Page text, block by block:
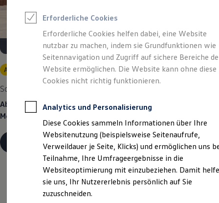
Leasing
Leasing-Angebote
Gebrauchtwagen Leasing
Junge Gebrauchtwagen-Leasing
Elektroauto Leasing
Kleinwagen-Leasing
Leasing ohne Anzahlung
Finanzierung
Kfz-Versicherung
Restschuldversicherungen
Garantien
Wartungsverträge
Geschäftskunden
Professional Class bei Volkswagen
Großkunden
Behörden
Direktkunden
Sonderfahrzeuge
Anpfiff zum Gewinn
Angebot gültig bis 30.09.2026 Privatkunden
So geht neu. Der neue ID.3 Neo.
Ab 299,00 € mtl. leasen | Sonderzahlung: 4.000,00 €
Monate Laufzeit | Jährliche Fahrleistung: 10.000 km
Details ansehen
Erforderliche Cookies
Erforderliche Cookies helfen dabei, eine Website
nutzbar zu machen, indem sie Grundfunktionen wie
Seitennavigation und Zugriff auf sichere Bereiche
Website ermöglichen. Die Website kann ohne diese
Cookies nicht richtig funktionieren.
Analytics und Personalisierung
Diese Cookies sammeln Informationen über Ihre
Websitenutzung (beispielsweise Seitenaufrufe,
Verweildauer je Seite, Klicks) und ermöglichen uns
Teilnahme, Ihre Umfrageergebnisse in die
Websiteoptimierung mit einzubeziehen. Damit
sie uns, Ihr Nutzererlebnis persönlich auf Sie
zuzuschneiden.